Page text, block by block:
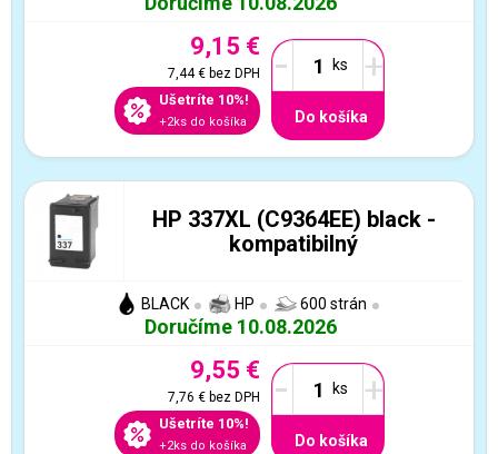
9,15 €
7,44 €bez DPH
Ušetríte 10%!
+2ks do košíka
- +
Do košíka
HP 337XL (C9364EE) black -
kompatibilný
BLACK HP 600 strán
Doručíme 10.08.2026
9,55 €
7,76 €bez DPH
Ušetríte 10%!
+2ks do košíka
- +
Do košíka